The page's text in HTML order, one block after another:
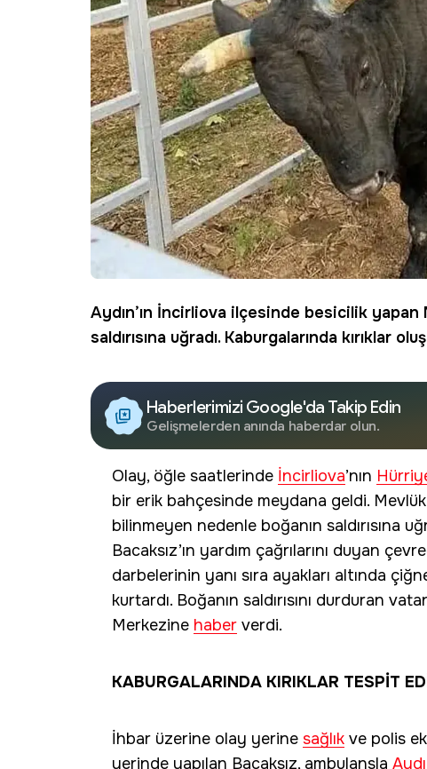
Aydın’ın İncirliova ilçesinde besicilik yapan
saldırısına uğradı. Kaburgalarında kırıklar
Haberlerimizi Google'da Takip Edin
Gelişmelerden anında haberdar olun.
Olay, öğle saatlerinde İncirliova’nın
bir erik bahçesinde meydana geldi. Mevlük
bilinmeyen nedenle boğanın saldırısına
Bacaksız’ın yardım çağrılarını duyan
darbelerinin yanı sıra ayakları altında
kurtardı. Boğanın saldırısını durduran
Merkezine haber verdi.
KABURGALARINDA KIRIKLAR TESPİT
İhbar üzerine olay yerine sağlık ve polis
yerinde yapılan Bacaksız, ambulansla